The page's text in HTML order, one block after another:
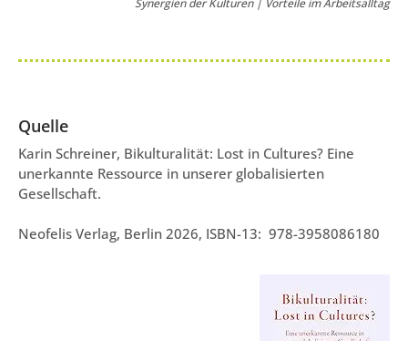
Synergien der Kulturen | Vorteile im Arbeitsalltag
Quelle
Karin Schreiner, Bikulturalität: Lost in Cultures? Eine
unerkannte Ressource in unserer globalisierten
Gesellschaft.
Neofelis Verlag, Berlin 2026, ISBN-13: ‎ 978-3958086180